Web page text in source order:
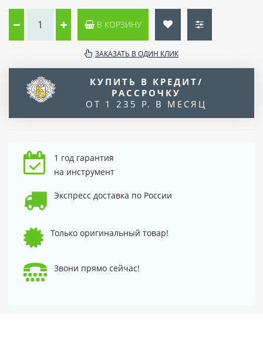
В КОРЗИНУ
ЗАКАЗАТЬ В ОДИН КЛИК
КУПИТЬ В КРЕДИТ/
РАССРОЧКУ
ОТ 1 235 Р. В МЕСЯЦ
1 год гарантия
на инструмент
Экспресс доставка по России
Только оригинальный товар!
Звони прямо сейчас!